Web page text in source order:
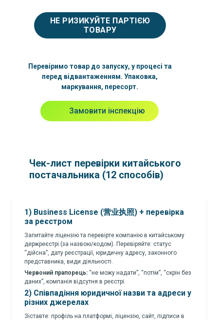
НЕ РИЗИКУЙТЕ ПАРТІЄЮ
ТОВАРУ
Перевіримо товар до запуску, у процесі та
перед відвантаженням. Упаковка,
маркування, пересорт.
Замовити інспекцію
Чек-лист перевірки китайського
постачальника (12 способів)
1) Business License (营业执照) + перевірка
за реєстром
Запитайте ліцензію та перевірте компанію в китайському
держреєстрі (за назвою/кодом). Перевіряйте: статус
“дійсна”, дату реєстрації, юридичну адресу, законного
представника, види діяльності.
Червоний прапорець: “не можу надати”, “потім”, “скрін без
даних”, компанія відсутня в реєстрі.
2) Співпадіння юридичної назви та адреси у
різних джерелах
Зіставте: профіль на платформі, ліцензію, сайт, підписи в